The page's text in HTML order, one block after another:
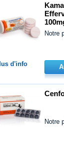
Notre
d'info
Notre